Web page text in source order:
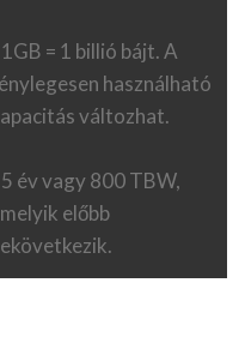
= 1 billió bájt. A
használható
változhat.
év vagy 800 TBW,
előbb